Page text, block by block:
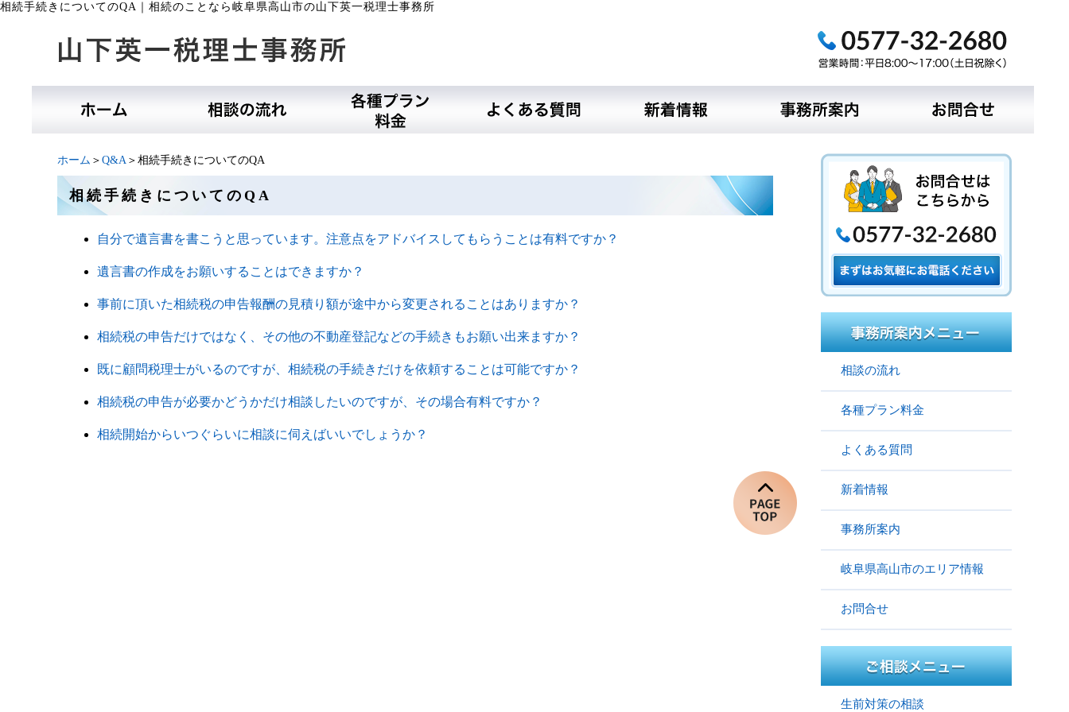
相続手続きについてのQA 相続のことなら岐阜県高山市の山下英一税理士事務所
ホーム ＞ Q&A ＞相続手続きについてのQA
相続手続きについてのQA
自分で遺言書を書こうと思っています。注意点をアドバイスしてもらうことは有料ですか？
遺言書の作成をお願いすることはできますか？
事前に頂いた相続税の申告報酬の見積り額が途中から変更されることはありますか？
相続税の申告だけではなく、その他の不動産登記などの手続きもお願い出来ますか？
既に顧問税理士がいるのですが、相続税の手続きだけを依頼することは可能ですか？
相続税の申告が必要かどうかだけ相談したいのですが、その場合有料ですか？
相続開始からいつぐらいに相談に伺えばいいでしょうか？
相談の流れ
各種プラン料金
よくある質問
新着情報
事務所案内
岐阜県高山市のエリア情報
お問合せ
生前対策の相談